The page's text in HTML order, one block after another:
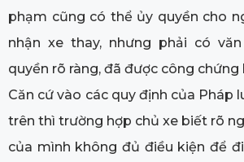
phạm cũng có thể ủy quyền cho
nhận xe thay, nhưng phải có
quyền rõ ràng, đã được công
Căn cứ vào các quy định của Pháp
trên thì trường hợp chủ xe biết rõ
của mình không đủ điều kiện để